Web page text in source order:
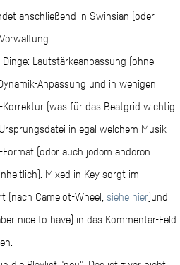
anschließend in Swinsian (oder
Lautstärkeanpassung (ohne
Anpassung und in wenigen
Korrektur (was für das Beatgrid wichtig
in egal welchem Musik-
(oder auch jedem anderen
Mixed in Key sorgt im
(nach Camelot-Wheel, siehe hier)und
nice to have) in das Kommentar-Feld